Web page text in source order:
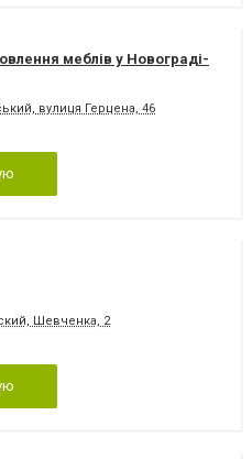
меблів у Новограді-
вулиця Герцена, 46
Шевченка, 2